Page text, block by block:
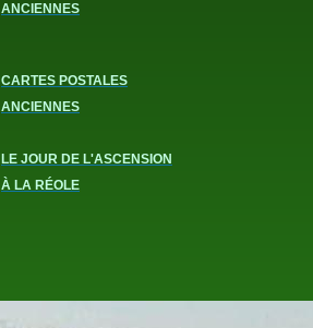
ANCIENNES
CARTES POSTALES
ANCIENNES
LE JOUR DE L'ASCENSION
À LA RÉOLE